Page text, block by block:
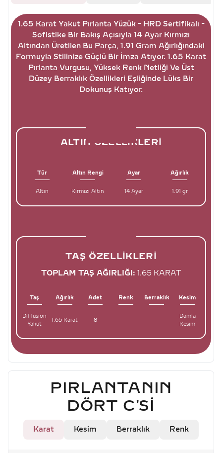
1.65 Karat Yakut Pırlanta Yüzük - HRD Sertifikalı -
Sofistike Bir Bakış Açısıyla 14 Ayar Kırmızı
Altından Üretilen Bu Parça, 1.91 Gram Ağırlığındaki
Formuyla Stilinize Güçlü Bir İmza Atıyor. 1.65 Karat
Pırlanta Vurgusu, Yüksek Renk Netliği Ve Üst
Düzey Berraklık Özellikleri Eşliğinde Lüks Bir
Dokunuş Katıyor.
ALTIN ÖZELLIKLERI
Tür Altın Rengi Ayar Ağırlık
Altın Kırmızı Altın 14 Ayar 1.91 gr
TAŞ ÖZELLIKLERI
TOPLAM TAŞ AĞIRLIĞI: 1.65 KARAT
Taş Ağırlık Adet Renk Berraklık Kesim
Diffusion
Yakut
1.65 Karat 8
Damla
Kesim
PIRLANTANIN
DÖRT C'SI
Karat Kesim Berraklık Renk